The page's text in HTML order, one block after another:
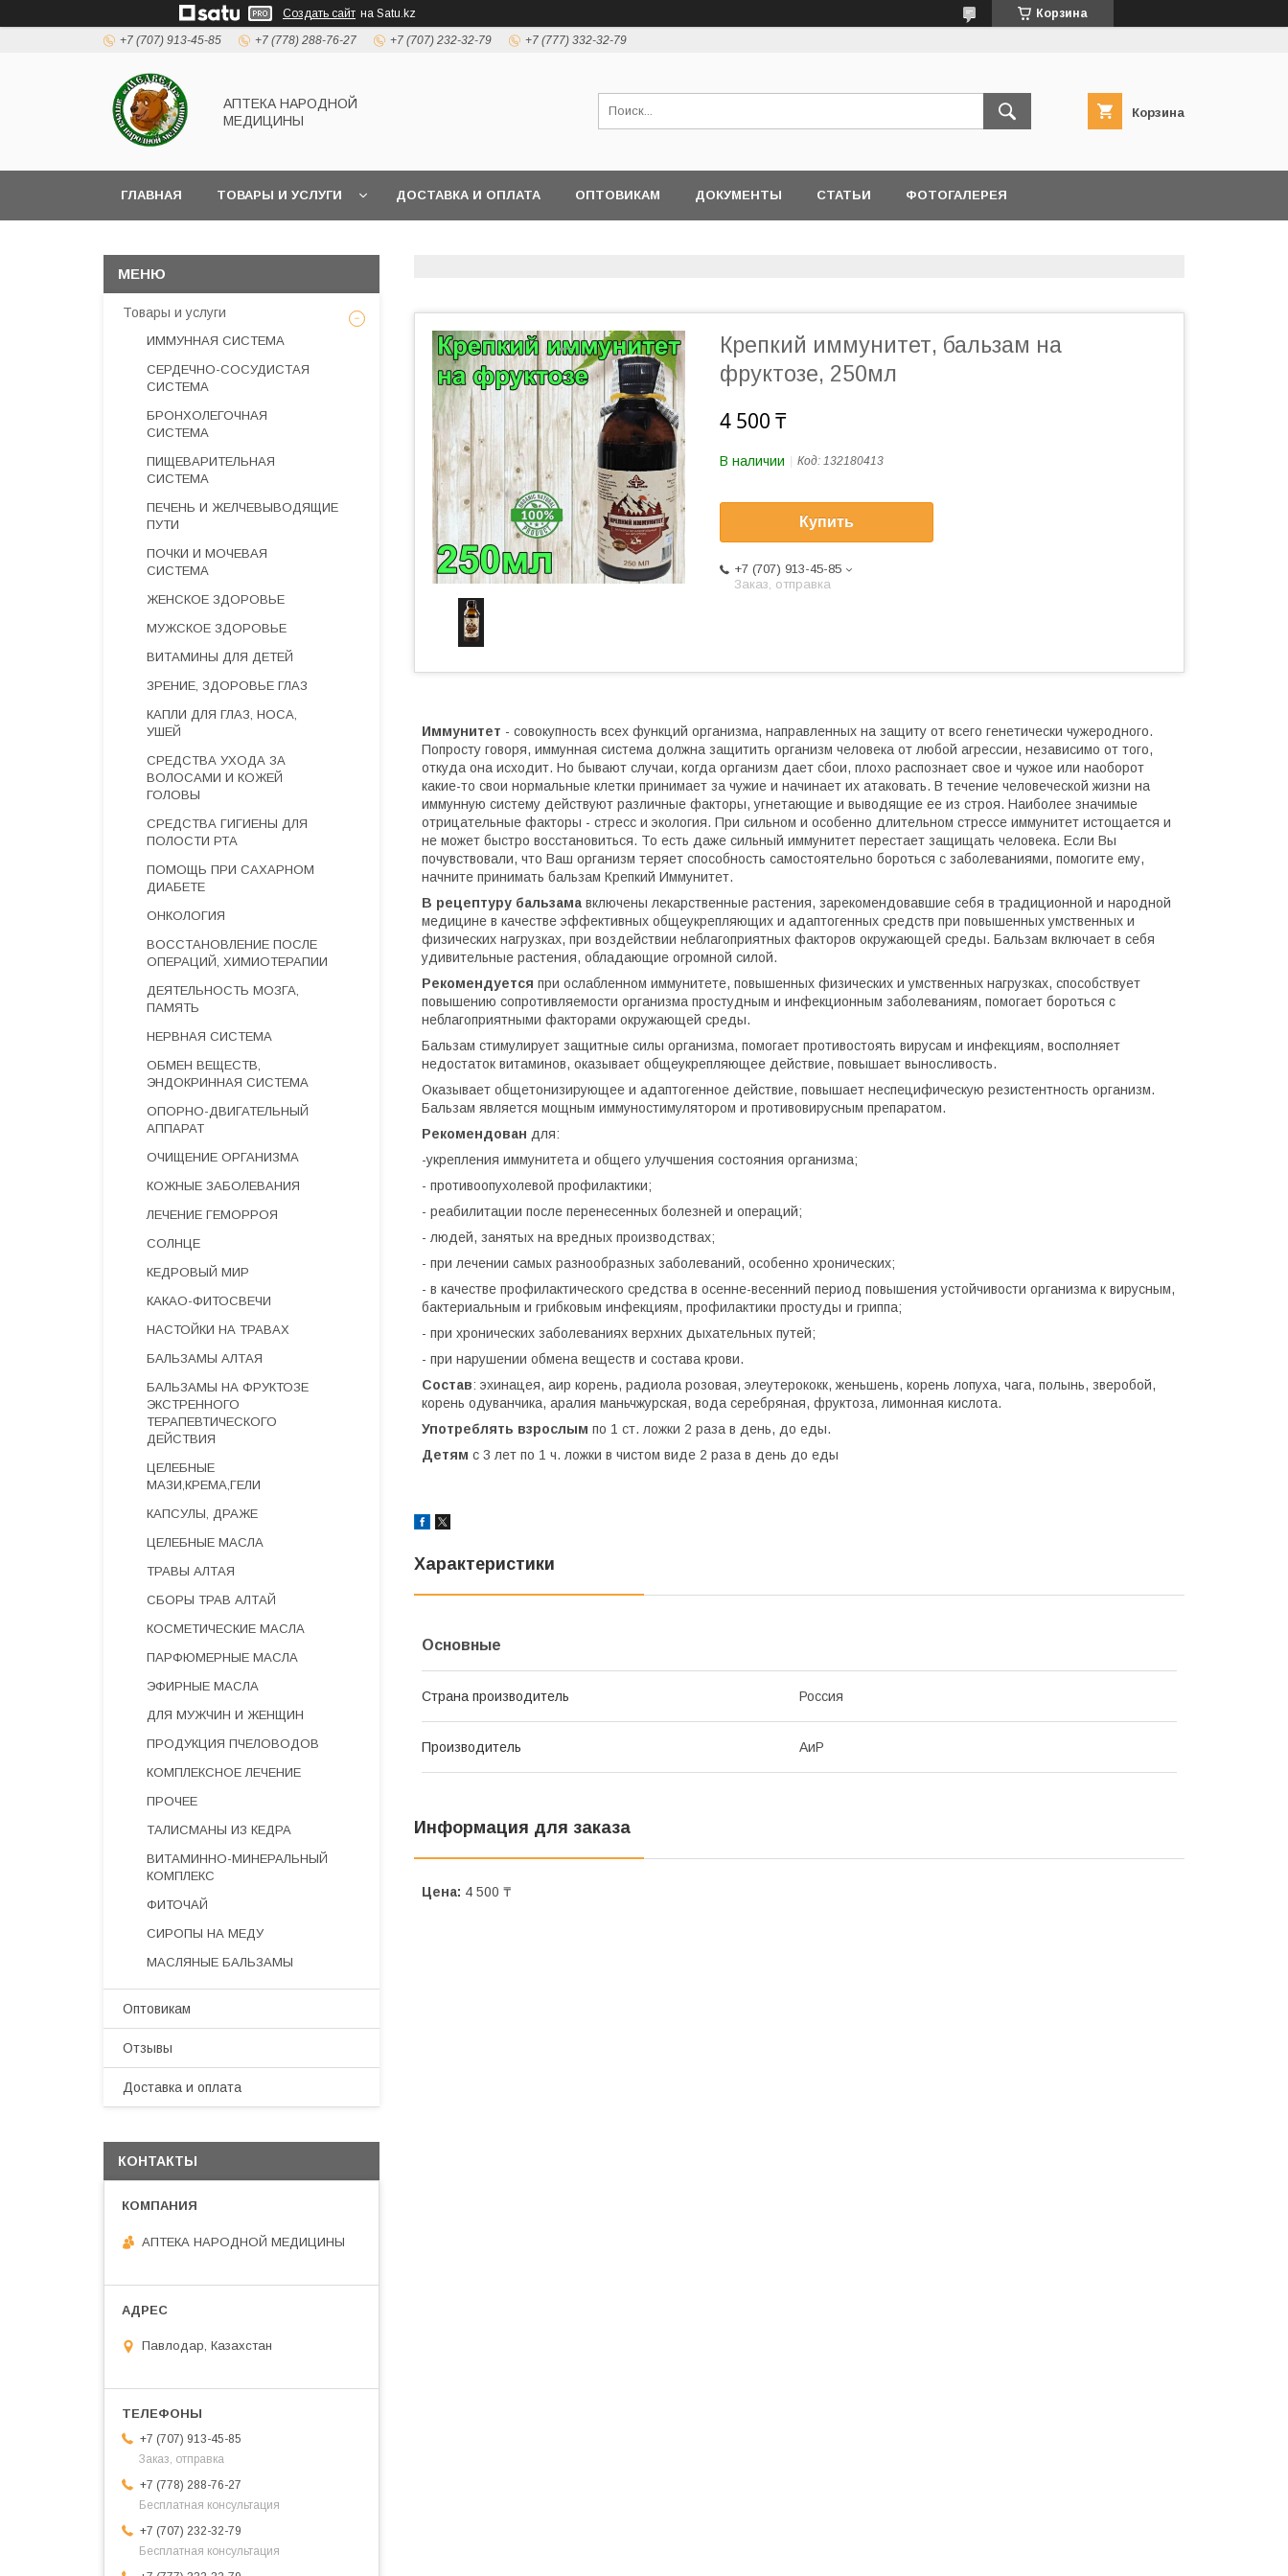
Создать сайт на Satu.kz Корзина
+7 (707) 913-45-85 +7 (778) 288-76-27 +7 (707) 232-32-79 +7 (777) 332-32-79
АПТЕКА НАРОДНОЙ
МЕДИЦИНЫ
Корзина
ГЛАВНАЯ ТОВАРЫ И УСЛУГИ ДОСТАВКА И ОПЛАТА ОПТОВИКАМ ДОКУМЕНТЫ СТАТЬИ ФОТОГАЛЕРЕЯ
Крепкий иммунитет, бальзам на
фруктозе, 250мл
4 500 ₸
В наличии Код: 132180413
Купить
+7 (707) 913-45-85
Заказ, отправка
Иммунитет - совокупность всех функций организма, направленных на защиту от всего генетически чужеродного.
Попросту говоря, иммунная система должна защитить организм человека от любой агрессии, независимо от того,
откуда она исходит. Но бывают случаи, когда организм дает сбои, плохо распознает свое и чужое или наоборот
какие-то свои нормальные клетки принимает за чужие и начинает их атаковать. В течение человеческой жизни на
иммунную систему действуют различные факторы, угнетающие и выводящие ее из строя. Наиболее значимые
отрицательные факторы - стресс и экология. При сильном и особенно длительном стрессе иммунитет истощается и
не может быстро восстановиться. То есть даже сильный иммунитет перестает защищать человека. Если Вы
почувствовали, что Ваш организм теряет способность самостоятельно бороться с заболеваниями, помогите ему,
начните принимать бальзам Крепкий Иммунитет.
В рецептуру бальзама включены лекарственные растения, зарекомендовавшие себя в традиционной и народной
медицине в качестве эффективных общеукрепляющих и адаптогенных средств при повышенных умственных и
физических нагрузках, при воздействии неблагоприятных факторов окружающей среды. Бальзам включает в себя
удивительные растения, обладающие огромной силой.
Рекомендуется при ослабленном иммунитете, повышенных физических и умственных нагрузках, способствует
повышению сопротивляемости организма простудным и инфекционным заболеваниям, помогает бороться с
неблагоприятными факторами окружающей среды.
Бальзам стимулирует защитные силы организма, помогает противостоять вирусам и инфекциям, восполняет
недостаток витаминов, оказывает общеукрепляющее действие, повышает выносливость.
Оказывает общетонизирующее и адаптогенное действие, повышает неспецифическую резистентность организм.
Бальзам является мощным иммуностимулятором и противовирусным препаратом.
Рекомендован для:
-укрепления иммунитета и общего улучшения состояния организма;
- противоопухолевой профилактики;
- реабилитации после перенесенных болезней и операций;
- людей, занятых на вредных производствах;
- при лечении самых разнообразных заболеваний, особенно хронических;
- в качестве профилактического средства в осенне-весенний период повышения устойчивости организма к вирусным,
бактериальным и грибковым инфекциям, профилактики простуды и гриппа;
- при хронических заболеваниях верхних дыхательных путей;
- при нарушении обмена веществ и состава крови.
Состав: эхинацея, аир корень, радиола розовая, элеутерококк, женьшень, корень лопуха, чага, полынь, зверобой,
корень одуванчика, аралия маньчжурская, вода серебряная, фруктоза, лимонная кислота.
Употреблять взрослым по 1 ст. ложки 2 раза в день, до еды.
Детям с 3 лет по 1 ч. ложки в чистом виде 2 раза в день до еды
Характеристики
Основные
Страна производитель Россия
Производитель АиР
Информация для заказа
Цена: 4 500 ₸
Товары и услуги
ИММУННАЯ СИСТЕМА
СЕРДЕЧНО-СОСУДИСТАЯ
СИСТЕМА
БРОНХОЛЕГОЧНАЯ
СИСТЕМА
ПИЩЕВАРИТЕЛЬНАЯ
СИСТЕМА
ПЕЧЕНЬ И ЖЕЛЧЕВЫВОДЯЩИЕ
ПУТИ
ПОЧКИ И МОЧЕВАЯ
СИСТЕМА
ЖЕНСКОЕ ЗДОРОВЬЕ
МУЖСКОЕ ЗДОРОВЬЕ
ВИТАМИНЫ ДЛЯ ДЕТЕЙ
ЗРЕНИЕ, ЗДОРОВЬЕ ГЛАЗ
КАПЛИ ДЛЯ ГЛАЗ, НОСА,
УШЕЙ
СРЕДСТВА УХОДА ЗА
ВОЛОСАМИ И КОЖЕЙ
ГОЛОВЫ
СРЕДСТВА ГИГИЕНЫ ДЛЯ
ПОЛОСТИ РТА
ПОМОЩЬ ПРИ САХАРНОМ
ДИАБЕТЕ
ОНКОЛОГИЯ
ВОССТАНОВЛЕНИЕ ПОСЛЕ
ОПЕРАЦИЙ, ХИМИОТЕРАПИИ
ДЕЯТЕЛЬНОСТЬ МОЗГА,
ПАМЯТЬ
НЕРВНАЯ СИСТЕМА
ОБМЕН ВЕЩЕСТВ,
ЭНДОКРИННАЯ СИСТЕМА
ОПОРНО-ДВИГАТЕЛЬНЫЙ
АППАРАТ
ОЧИЩЕНИЕ ОРГАНИЗМА
КОЖНЫЕ ЗАБОЛЕВАНИЯ
ЛЕЧЕНИЕ ГЕМОРРОЯ
СОЛНЦЕ
КЕДРОВЫЙ МИР
КАКАО-ФИТОСВЕЧИ
НАСТОЙКИ НА ТРАВАХ
БАЛЬЗАМЫ АЛТАЯ
БАЛЬЗАМЫ НА ФРУКТОЗЕ
ЭКСТРЕННОГО
ТЕРАПЕВТИЧЕСКОГО
ДЕЙСТВИЯ
ЦЕЛЕБНЫЕ
МАЗИ,КРЕМА,ГЕЛИ
КАПСУЛЫ, ДРАЖЕ
ЦЕЛЕБНЫЕ МАСЛА
ТРАВЫ АЛТАЯ
СБОРЫ ТРАВ АЛТАЙ
КОСМЕТИЧЕСКИЕ МАСЛА
ПАРФЮМЕРНЫЕ МАСЛА
ЭФИРНЫЕ МАСЛА
ДЛЯ МУЖЧИН И ЖЕНЩИН
ПРОДУКЦИЯ ПЧЕЛОВОДОВ
КОМПЛЕКСНОЕ ЛЕЧЕНИЕ
ПРОЧЕЕ
ТАЛИСМАНЫ ИЗ КЕДРА
ВИТАМИННО-МИНЕРАЛЬНЫЙ
КОМПЛЕКС
ФИТОЧАЙ
СИРОПЫ НА МЕДУ
МАСЛЯНЫЕ БАЛЬЗАМЫ
Оптовикам
Отзывы
Доставка и оплата
КОНТАКТЫ
АПТЕКА НАРОДНОЙ МЕДИЦИНЫ
Павлодар, Казахстан
+7 (707) 913-45-85
Заказ, отправка
+7 (778) 288-76-27
Бесплатная консультация
+7 (707) 232-32-79
Бесплатная консультация